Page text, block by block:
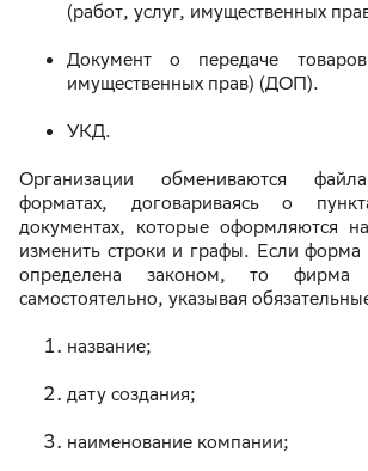
(работ, услуг, имущественных
Документ о передаче
имущественных прав) (ДОП).
УКД.
Организации обмениваются
форматах, договариваясь о
документах, которые оформляются
изменить строки и графы. Если
определена законом, то фирма
самостоятельно, указывая
название;
дату создания;
наименование компании;